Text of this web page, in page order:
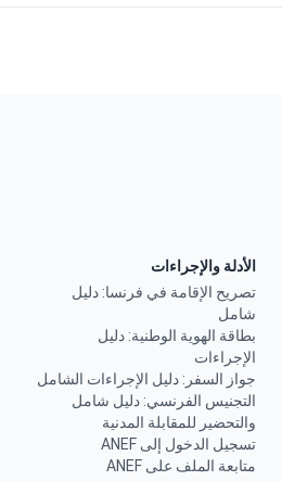
الأدلة والإجراءات
تصريح الإقامة في فرنسا: دليل
شامل
بطاقة الهوية الوطنية: دليل
الإجراءات
جواز السفر: دليل الإجراءات الشامل
التجنيس الفرنسي: دليل شامل
والتحضير للمقابلة المدنية
تسجيل الدخول إلى ANEF
متابعة الملف على ANEF